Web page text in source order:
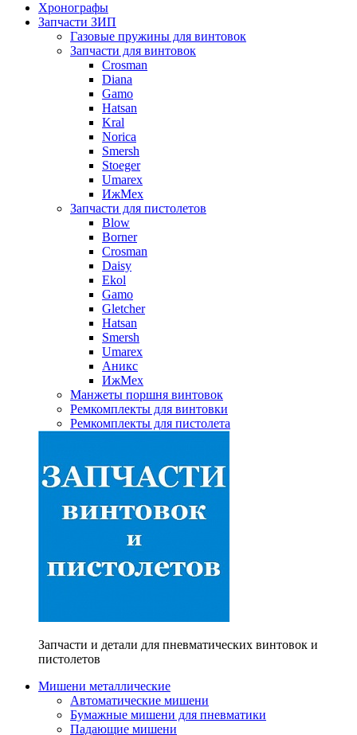
Хронографы
Запчасти ЗИП
Газовые пружины для винтовок
Запчасти для винтовок
Crosman
Diana
Gamo
Hatsan
Kral
Norica
Smersh
Stoeger
Umarex
ИжМех
Запчасти для пистолетов
Blow
Borner
Crosman
Daisy
Ekol
Gamo
Gletcher
Hatsan
Smersh
Umarex
Аникс
ИжМех
Манжеты поршня винтовок
Ремкомплекты для винтовки
Ремкомплекты для пистолета
Запчасти и детали для пневматических винтовок и
пистолетов
Мишени металлические
Автоматические мишени
Бумажные мишени для пневматики
Падающие мишени